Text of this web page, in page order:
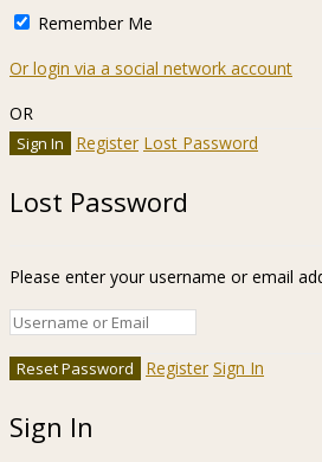
Remember Me
Or login via a social network account
OR
Register Lost Password
Lost Password
Please enter your username or email
Register Sign In
Sign In